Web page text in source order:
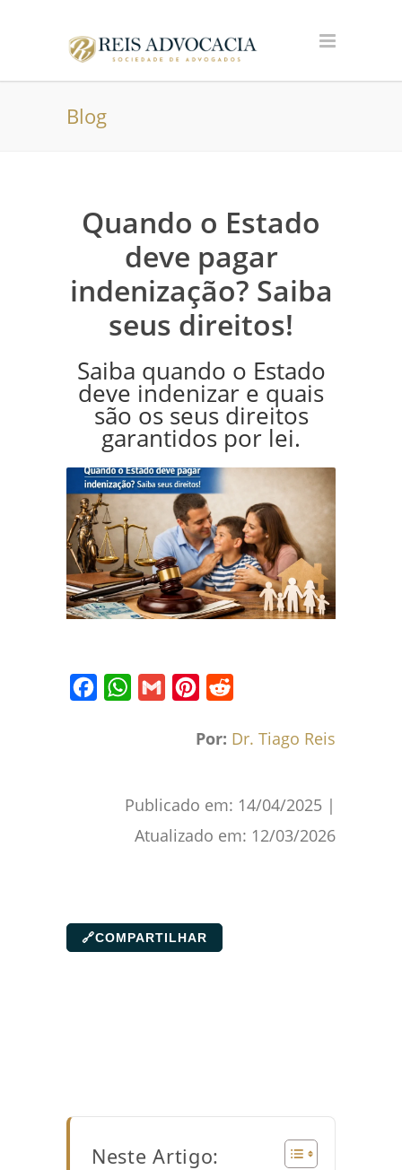
Blog
Quando o Estado
deve pagar
indenização? Saiba
seus direitos!
Saiba quando o Estado
deve indenizar e quais
são os seus direitos
garantidos por lei.
FacebookWhatsApp
Gmail Pinterest
Por: Dr. Tiago Reis
Publicado em: 14/04/2025 |
Atualizado em: 12/03/2026
🔗COMPARTILHAR
Neste Artigo: